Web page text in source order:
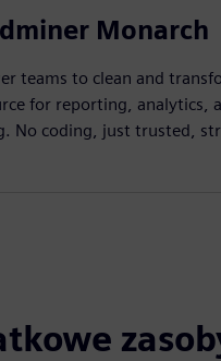
Monarch
teams to clean and
for reporting, analytics,
No coding, just trusted,